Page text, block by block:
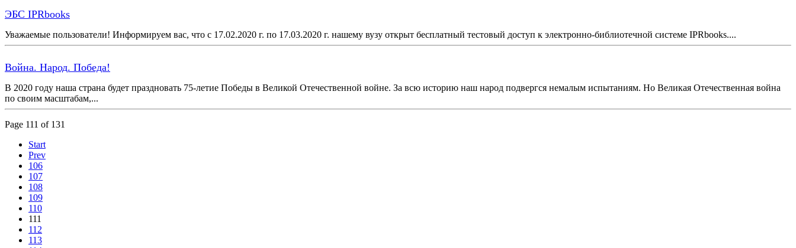
ЭБС IPRbooks
Уважаемые пользователи! Информируем вас, что с 17.02.2020 г. по 17.03.2020 г. нашему вузу открыт бесплатный тестовый доступ к электронно-библиотечной сиcтеме IPRbooks....
Война. Народ. Победа!
В 2020 году наша страна будет праздновать 75-летие Победы в Великой Отечественной войне. За всю историю наш народ подвергся немалым испытаниям. Но Великая Отечественная война
по своим масштабам,...
Page 111 of 131
Start
Prev
106
107
108
109
110
111
112
113